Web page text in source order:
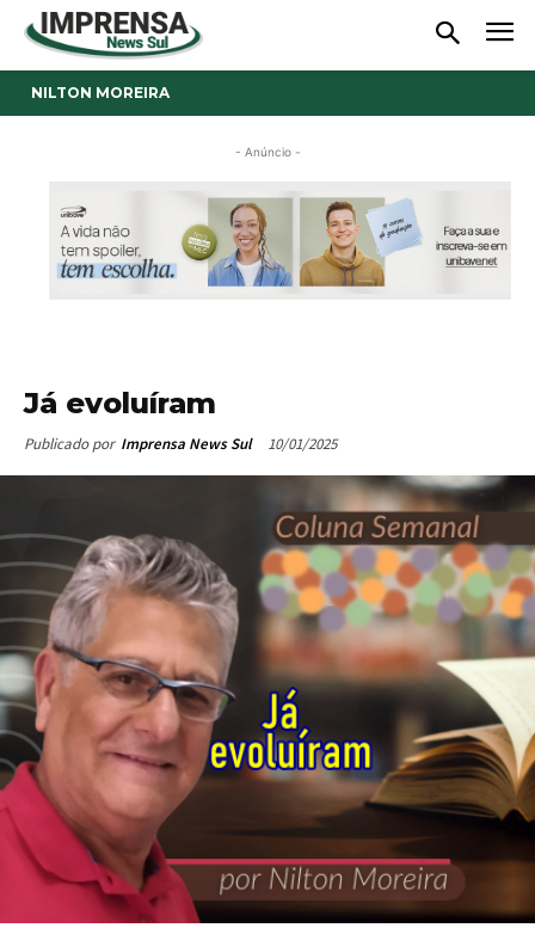
NILTON MOREIRA
- Anúncio -
Já evoluíram
Publicado por Imprensa News Sul 10/01/2025